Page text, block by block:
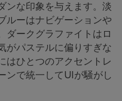
ンな印象を与えます。淡
ルーはナビゲーションや
ダークグラファイトはロ
がパステルに偏りすぎな
はひとつのアクセントレ
ンで統一してUIが騒がし